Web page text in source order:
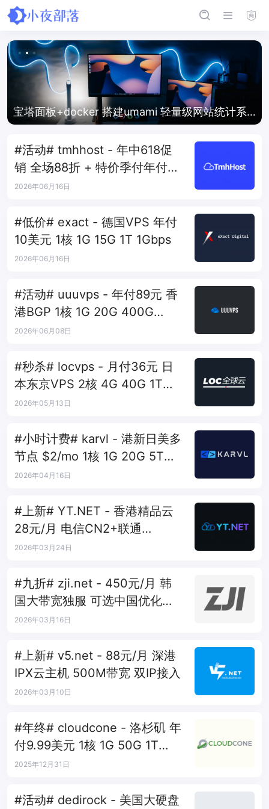
宝塔面板+docker 搭建umami 轻量级网站统计系
统
#活动# tmhhost - 年中618促
销 全场88折 + 特价季付年付
VPS
2026年06月16日
#低价# exact - 德国VPS 年付
10美元 1核 1G 15G 1T 1Gbps
2026年06月16日
#活动# uuuvps - 年付89元 香
港BGP 1核 1G 20G 400G
30M
2026年06月08日
#秒杀# locvps - 月付36元 日
本东京VPS 2核 4G 40G 1T
450Mbps
2026年05月13日
#小时计费# karvl - 港新日美多
节点 $2/mo 1核 1G 20G 5T
1Gbps
2026年04月16日
#上新# YT.NET - 香港精品云
28元/月 电信CN2+联通
AS10099+移动CMI
2026年03月24日
#九折# zji.net - 450元/月 韩
国大带宽独服 可选中国优化和
纯国际线路
2026年03月16日
#上新# v5.net - 88元/月 深港
IPX云主机 500M带宽 双IP接入
2026年03月10日
#年终# cloudcone - 洛杉矶 年
付9.99美元 1核 1G 50G 1T
1Gbps
2025年12月31日
#活动# dedirock - 美国大硬盘